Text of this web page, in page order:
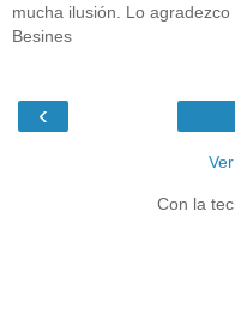
mucha ilusión. Lo agradezco
Besines
‹
Con la